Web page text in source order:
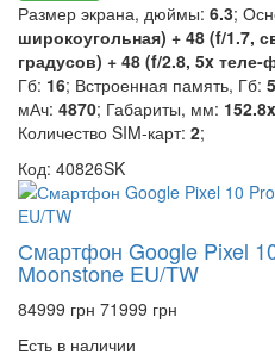
Размер экрана, дюймы: 6.3;
широкоугольная) + 48 (f/1.7,
градусов) + 48 (f/2.8, 5x теле-
Гб: 16; Встроенная память, Гб:
мАч: 4870; Габариты, мм:
Количество SIM-карт: 2;
Код: 40826SK
Смартфон Google Pixel
Moonstone EU/TW
84999 грн 71999 грн
Есть в наличии